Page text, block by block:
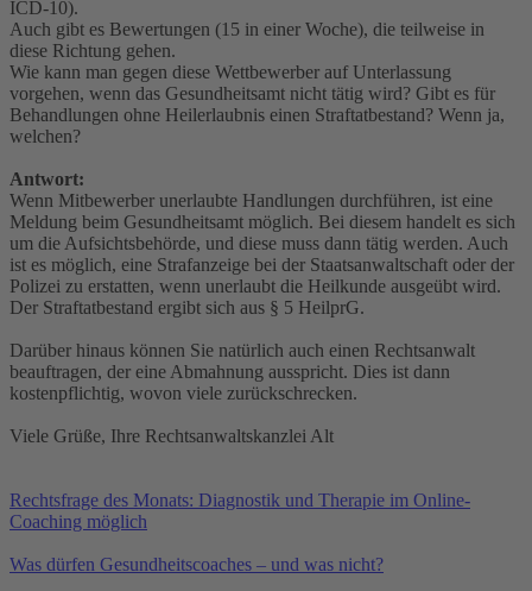
ICD-10).
Auch gibt es Bewertungen (15 in einer Woche), die teilweise in
diese Richtung gehen.
Wie kann man gegen diese Wettbewerber auf Unterlassung
vorgehen, wenn das Gesundheitsamt nicht tätig wird? Gibt es für
Behandlungen ohne Heilerlaubnis einen Straftatbestand? Wenn ja,
welchen?
Antwort:
Wenn Mitbewerber unerlaubte Handlungen durchführen, ist eine
Meldung beim Gesundheitsamt möglich. Bei diesem handelt es sich
um die Aufsichtsbehörde, und diese muss dann tätig werden. Auch
ist es möglich, eine Strafanzeige bei der Staatsanwaltschaft oder der
Polizei zu erstatten, wenn unerlaubt die Heilkunde ausgeübt wird.
Der Straftatbestand ergibt sich aus § 5 HeilprG.
Darüber hinaus können Sie natürlich auch einen Rechtsanwalt
beauftragen, der eine Abmahnung ausspricht. Dies ist dann
kostenpflichtig, wovon viele zurückschrecken.
Viele Grüße, Ihre Rechtsanwaltskanzlei Alt
Rechtsfrage des Monats: Diagnostik und Therapie im Online-
Coaching möglich
Was dürfen Gesundheitscoaches – und was nicht?